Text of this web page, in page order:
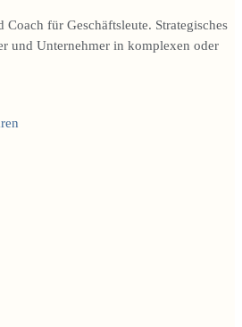
Coach für Geschäftsleute. Strategisches
und Unternehmer in komplexen oder